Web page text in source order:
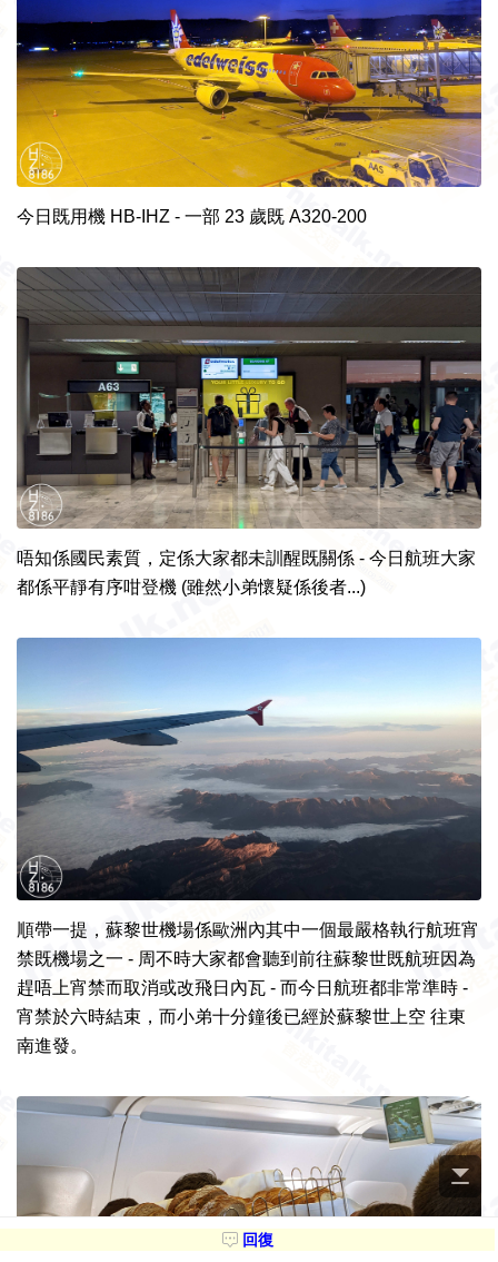
今日既用機 HB-IHZ - 一部 23 歲既 A320-200
唔知係國民素質，定係大家都未訓醒既關係 - 今日航班大家
都係平靜有序咁登機 (雖然小弟懷疑係後者...)
順帶一提，蘇黎世機場係歐洲內其中一個最嚴格執行航班宵
禁既機場之一 - 周不時大家都會聽到前往蘇黎世既航班因為
趕唔上宵禁而取消或改飛日內瓦 - 而今日航班都非常準時 -
宵禁於六時結束，而小弟十分鐘後已經於蘇黎世上空 往東
南進發。
回復